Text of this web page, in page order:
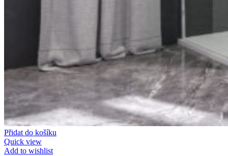
Přidat do košíku
Quick view
Add to wishlist